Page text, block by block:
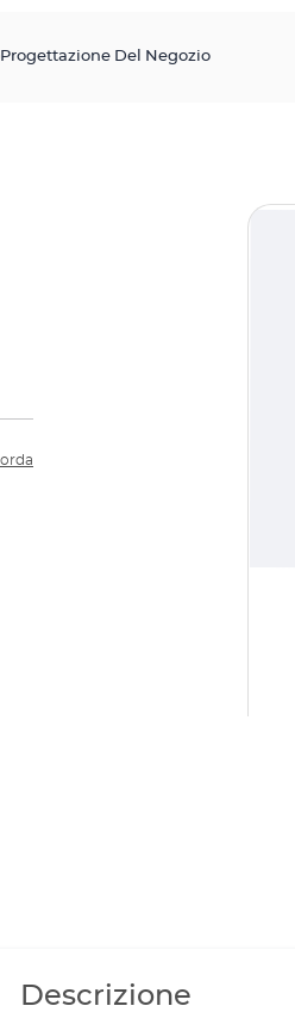
Progettazione Del Negozio
Descrizione